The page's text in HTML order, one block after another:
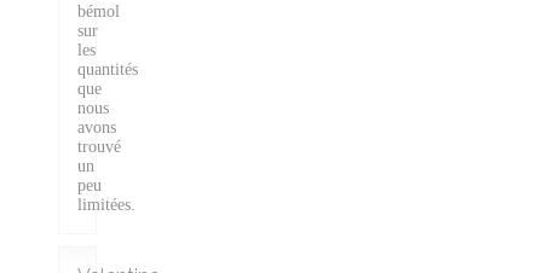
bémol
sur
les
quantités
que
nous
avons
trouvé
un
peu
limitées.